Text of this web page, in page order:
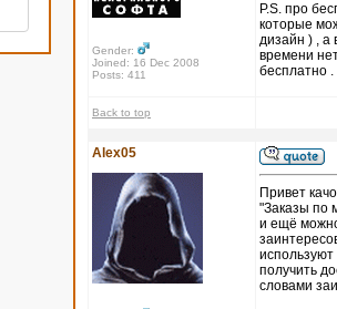
Gender:
Joined: 16 Dec 2008
Posts: 411
P.S. про
которые
дизайн ) , а
времени
бесплатно
Back to top
Alex05
Привет
"Заказы по
и ещё
получить
словами